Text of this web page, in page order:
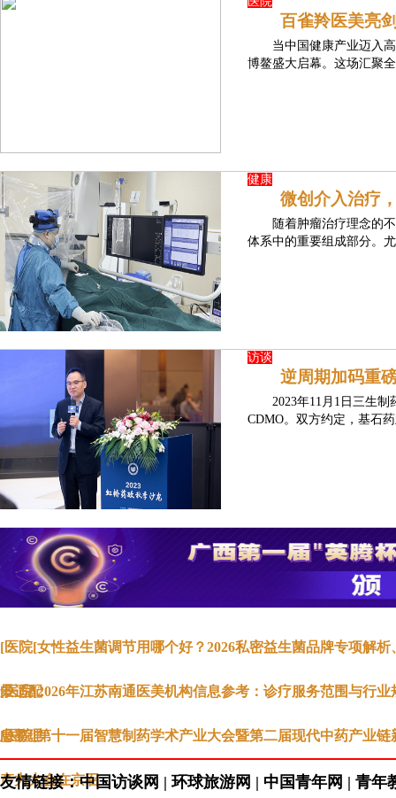
百雀羚医美亮
当中国健康产业迈入
博鳌盛大启幕。这场汇聚
健康
微创介入治疗
随着肿瘤治疗理念的
体系中的重要组成部分。
访谈
逆周期加码重
2023年11月1日三生
CDMO。双方约定，基石
[医院[女性益生菌调节用哪个好？2026私密益生菌品牌专项解析
景适配
[医院[2026年江苏南通医美机构信息参考：诊疗服务范围与行业
息整理
[医院[第十一届智慧制药学术产业大会暨第二届现代中药产业链
产力大会在京召
友情链接：中国访谈网 | 环球旅游网 | 中国青年网 | 青年